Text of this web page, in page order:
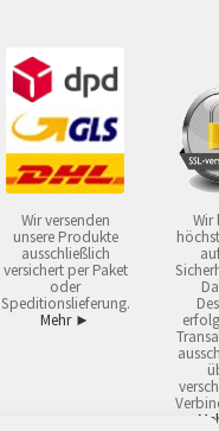
Wir versenden
unsere Produkte
ausschließlich
versichert per Paket
oder
Speditionslieferung.
Mehr ►
Wir